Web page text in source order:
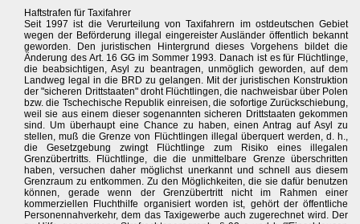
Haftstrafen für Taxifahrer
Seit 1997 ist die Verurteilung von Taxifahrern im ostdeutschen Gebiet
wegen der Beförderung illegal eingereister Ausländer öffentlich bekannt
geworden. Den juristischen Hintergrund dieses Vorgehens bildet die
Änderung des Art. 16 GG im Sommer 1993. Danach ist es für Flüchtlinge,
die beabsichtigen, Asyl zu beantragen, unmöglich geworden, auf dem
Landweg legal in die BRD zu gelangen. Mit der juristischen Konstruktion
der "sicheren Drittstaaten" droht Flüchtlingen, die nachweisbar über Polen
bzw. die Tschechische Republik einreisen, die sofortige Zurückschiebung,
weil sie aus einem dieser sogenannten sicheren Drittstaaten gekommen
sind. Um überhaupt eine Chance zu haben, einen Antrag auf Asyl zu
stellen, muß die Grenze von Flüchtlingen illegal überquert werden, d. h.,
die Gesetzgebung zwingt Flüchtlinge zum Risiko eines illegalen
Grenzübertritts. Flüchtlinge, die die unmittelbare Grenze überschritten
haben, versuchen daher möglichst unerkannt und schnell aus diesem
Grenzraum zu entkommen. Zu den Möglichkeiten, die sie dafür benutzen
können, gerade wenn der Grenzübertritt nicht im Rahmen einer
kommerziellen Fluchthilfe organisiert worden ist, gehört der öffentliche
Personennahverkehr, dem das Taxigewerbe auch zugerechnet wird. Der